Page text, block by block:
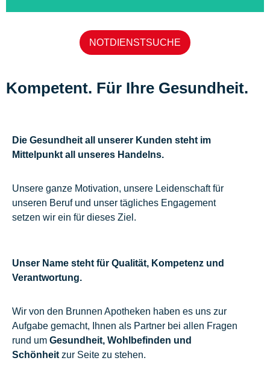
MODERN
NOTDIENSTSUCHE
Kompetent. Für Ihre Gesundheit.
Die Gesundheit all unserer Kunden steht im
Mittelpunkt all unseres Handelns.
Unsere ganze Motivation, unsere Leidenschaft für
unseren Beruf und unser tägliches Engagement
setzen wir ein für dieses Ziel.
Unser Name steht für Qualität, Kompetenz und
Verantwortung.
Wir von den Brunnen Apotheken haben es uns zur
Aufgabe gemacht, Ihnen als Partner bei allen Fragen
rund um Gesundheit, Wohlbefinden und
Schönheit zur Seite zu stehen.